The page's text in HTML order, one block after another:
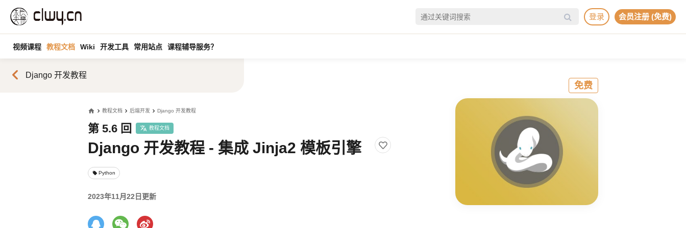
登录 会员注册 (免费)
视频课程 教程文档 Wiki 开发工具 常用站点 课程辅导服务？
chevron_left Django 开发教程
免费
home 教程文档 后端开发 Django 开发教程
第 5.6 回 教程文档
Django 开发教程 - 集成 Jinja2 模板引擎
local_offer Python
2023年11月22日更新